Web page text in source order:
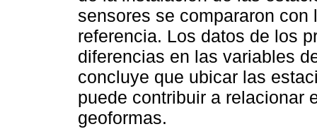
sensores se compararon
referencia. Los datos de los
diferencias en las variables
concluye que ubicar las
puede contribuir a relacionar
geoformas.